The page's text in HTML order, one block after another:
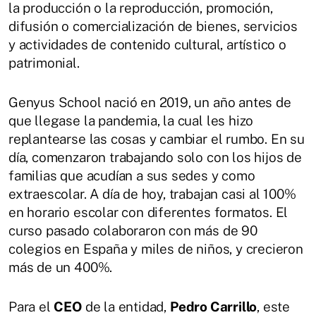
la producción o la reproducción, promoción,
difusión o comercialización de bienes, servicios
y actividades de contenido cultural, artístico o
patrimonial.
Genyus School nació en 2019, un año antes de
que llegase la pandemia, la cual les hizo
replantearse las cosas y cambiar el rumbo. En su
día, comenzaron trabajando solo con los hijos de
familias que acudían a sus sedes y como
extraescolar. A día de hoy, trabajan casi al 100%
en horario escolar con diferentes formatos. El
curso pasado colaboraron con más de 90
colegios en España y miles de niños, y crecieron
más de un 400%.
Para el CEOde la entidad, Pedro Carrillo, este